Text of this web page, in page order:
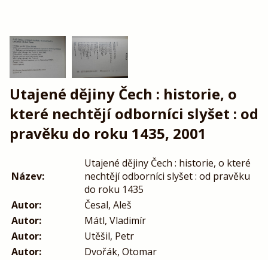
Utajené dějiny Čech : historie, o
které nechtějí odborníci slyšet : od
pravěku do roku 1435, 2001
Název:
Utajené dějiny Čech : historie, o které
nechtějí odborníci slyšet : od pravěku
do roku 1435
Autor:
Česal, Aleš
Autor:
Mátl, Vladimír
Autor:
Utěšil, Petr
Autor:
Dvořák, Otomar